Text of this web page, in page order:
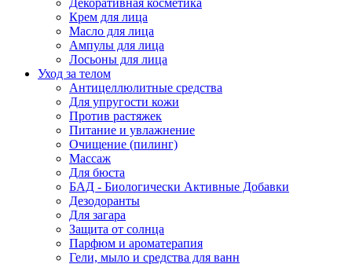
Крем для лица
Масло для лица
Ампулы для лица
Лосьоны для лица
Уход за телом
Антицеллюлитные средства
Для упругости кожи
Против растяжек
Питание и увлажнение
Очищение (пилинг)
Массаж
Для бюста
БАД - Биологически Активные Добавки
Дезодоранты
Для загара
Защита от солнца
Парфюм и ароматерапия
Гели, мыло и средства для ванн